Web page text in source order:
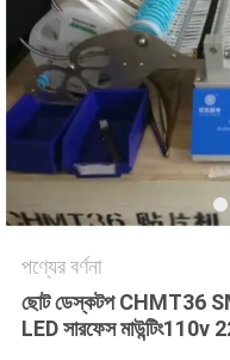
সাইটম্যাপ
গোপনীয়তা
নীতি
পণ্যের বর্ণনা
ছোট ডেস্কটপ CHMT36
LED সারফেস মাউন্টিং110v